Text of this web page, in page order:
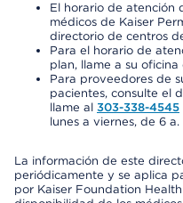
El horario de atención
médicos de Kaiser
directorio de centros
Para el horario de
plan, llame a su
Para proveedores de
pacientes, consulte el
llame al 303-338-4545
lunes a viernes, de 6 a.
La información de este
periódicamente y se aplica
por Kaiser Foundation